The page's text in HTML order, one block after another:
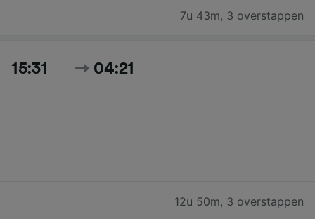
7u 43m, 3 overstappen
15:31 04:21
12u 50m, 3 overstappen